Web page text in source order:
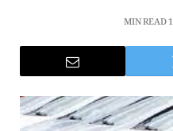
1 MIN READ